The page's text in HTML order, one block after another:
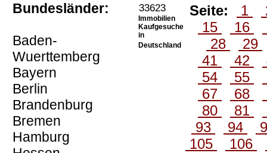
Bundesländer:
Baden-
Wuerttemberg
Bayern
Berlin
Brandenburg
Bremen
Hamburg
33623
Immobilien
Kaufgesuche
in
Deutschland
Seite: 1
15
16
28
29
41
42
54
55
67
68
80
81
93
94
105
106